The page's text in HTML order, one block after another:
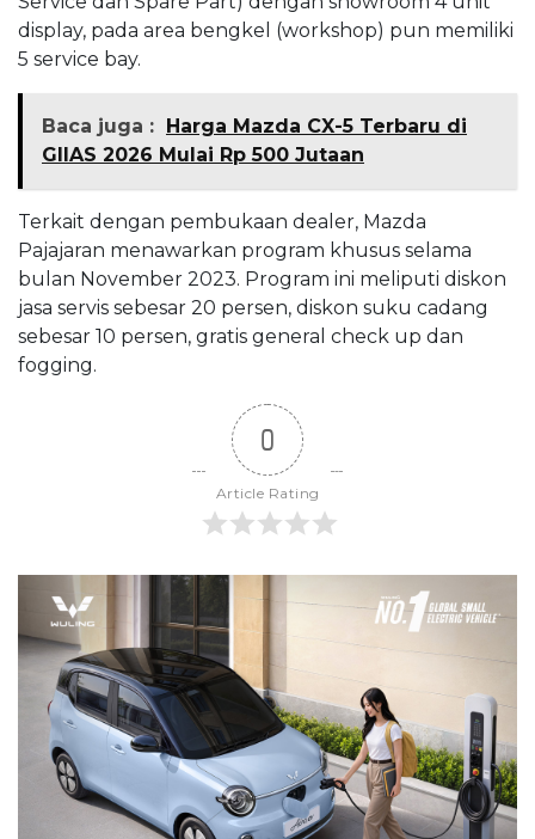
display, pada area bengkel (workshop) pun memiliki
5 service bay.
Baca juga :
Harga Mazda CX-5 Terbaru di
GIIAS 2026 Mulai Rp 500 Jutaan
Terkait dengan pembukaan dealer, Mazda
Pajajaran menawarkan program khusus selama
bulan November 2023. Program ini meliputi diskon
jasa servis sebesar 20 persen, diskon suku cadang
sebesar 10 persen, gratis general check up dan
fogging.
0
Article Rating